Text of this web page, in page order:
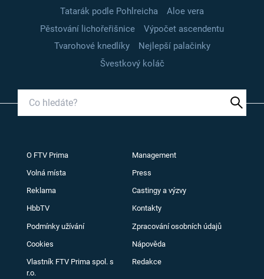
Tatarák podle Pohlreicha
Aloe vera
Pěstování lichořeřišnice
Výpočet ascendentu
Tvarohové knedlíky
Nejlepší palačinky
Švestkový koláč
O FTV Prima Management
Volná místa Press
Reklama Castingy a výzvy
HbbTV Kontakty
Podmínky užívání Zpracování osobních údajů
Cookies Nápověda
Vlastník FTV Prima spol. s
r.o.
Redakce